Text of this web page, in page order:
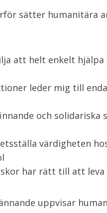
sätter humanitära
att helt enkelt
leder mig till
och solidariska
värdigheten
har rätt till att
uppvisar